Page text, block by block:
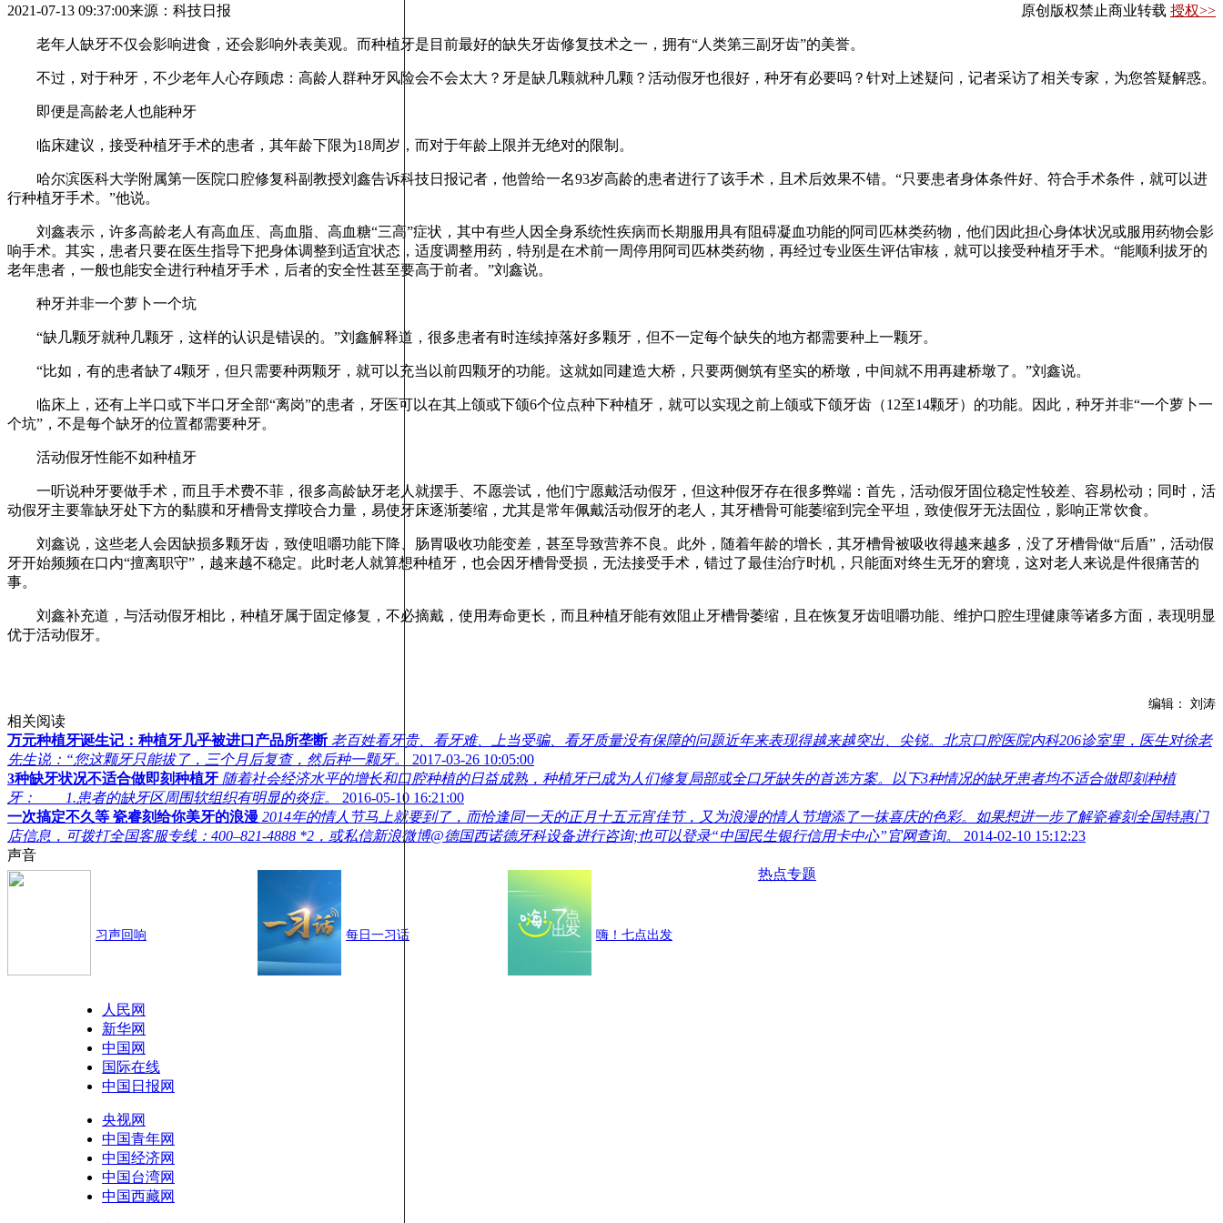
2021-07-13 09:37:00来源：科技日报 原创版权禁止商业转载 授权>>
老年人缺牙不仅会影响进食，还会影响外表美观。而种植牙是目前最好的缺失牙齿修复技术之一，拥有“人类第三副牙齿”的美誉。
不过，对于种牙，不少老年人心存顾虑：高龄人群种牙风险会不会太大？牙是缺几颗就种几颗？活动假牙也很好，种牙有必要吗？针对上述疑问，记者采访了相关专家，为您答疑解惑。
即便是高龄老人也能种牙
临床建议，接受种植牙手术的患者，其年龄下限为18周岁，而对于年龄上限并无绝对的限制。
哈尔滨医科大学附属第一医院口腔修复科副教授刘鑫告诉科技日报记者，他曾给一名93岁高龄的患者进行了该手术，且术后效果不错。“只要患者身体条件好、符合手术条件，就可以进
行种植牙手术。”他说。
刘鑫表示，许多高龄老人有高血压、高血脂、高血糖“三高”症状，其中有些人因全身系统性疾病而长期服用具有阻碍凝血功能的阿司匹林类药物，他们因此担心身体状况或服用药物会影
响手术。其实，患者只要在医生指导下把身体调整到适宜状态，适度调整用药，特别是在术前一周停用阿司匹林类药物，再经过专业医生评估审核，就可以接受种植牙手术。“能顺利拔牙的
老年患者，一般也能安全进行种植牙手术，后者的安全性甚至要高于前者。”刘鑫说。
种牙并非一个萝卜一个坑
“缺几颗牙就种几颗牙，这样的认识是错误的。”刘鑫解释道，很多患者有时连续掉落好多颗牙，但不一定每个缺失的地方都需要种上一颗牙。
“比如，有的患者缺了4颗牙，但只需要种两颗牙，就可以充当以前四颗牙的功能。这就如同建造大桥，只要两侧筑有坚实的桥墩，中间就不用再建桥墩了。”刘鑫说。
临床上，还有上半口或下半口牙全部“离岗”的患者，牙医可以在其上颌或下颌6个位点种下种植牙，就可以实现之前上颌或下颌牙齿（12至14颗牙）的功能。因此，种牙并非“一个萝卜一
个坑”，不是每个缺牙的位置都需要种牙。
活动假牙性能不如种植牙
一听说种牙要做手术，而且手术费不菲，很多高龄缺牙老人就摆手、不愿尝试，他们宁愿戴活动假牙，但这种假牙存在很多弊端：首先，活动假牙固位稳定性较差、容易松动；同时，活
动假牙主要靠缺牙处下方的黏膜和牙槽骨支撑咬合力量，易使牙床逐渐萎缩，尤其是常年佩戴活动假牙的老人，其牙槽骨可能萎缩到完全平坦，致使假牙无法固位，影响正常饮食。
刘鑫说，这些老人会因缺损多颗牙齿，致使咀嚼功能下降、肠胃吸收功能变差，甚至导致营养不良。此外，随着年龄的增长，其牙槽骨被吸收得越来越多，没了牙槽骨做“后盾”，活动假
牙开始频频在口内“擅离职守”，越来越不稳定。此时老人就算想种植牙，也会因牙槽骨受损，无法接受手术，错过了最佳治疗时机，只能面对终生无牙的窘境，这对老人来说是件很痛苦的
事。
刘鑫补充道，与活动假牙相比，种植牙属于固定修复，不必摘戴，使用寿命更长，而且种植牙能有效阻止牙槽骨萎缩，且在恢复牙齿咀嚼功能、维护口腔生理健康等诸多方面，表现明显
优于活动假牙。
编辑： 刘涛
相关阅读
万元种植牙诞生记：种植牙几乎被进口产品所垄断老百姓看牙贵、看牙难、上当受骗、看牙质量没有保障的问题近年来表现得越来越突出、尖锐。北京口腔医院内科206诊室里，医生对徐老
先生说：“您这颗牙只能拔了，三个月后复查，然后种一颗牙。
2017-03-26 10:05:00
3种缺牙状况不适合做即刻种植牙 随着社会经济水平的增长和口腔种植的日益成熟，种植牙已成为人们修复局部或全口牙缺失的首选方案。以下3种情况的缺牙患者均不适合做即刻种植
牙： 1.患者的缺牙区周围软组织有明显的炎症。
2016-05-10 16:21:00
一次搞定不久等 瓷睿刻给你美牙的浪漫 2014年的情人节马上就要到了，而恰逢同一天的正月十五元宵佳节，又为浪漫的情人节增添了一抹喜庆的色彩。如果想进一步了解瓷睿刻全国特惠门
店信息，可拨打全国客服专线：400–821-4888 *2，或私信新浪微博@德国西诺德牙科设备进行咨询;也可以登录“中国民生银行信用卡中心”官网查询。
2014-02-10 15:12:23
声音
习声回响 每日一习话 嗨！七点出发
热点专题
人民网
新华网
中国网
国际在线
中国日报网
央视网
中国青年网
中国经济网
中国台湾网
中国西藏网